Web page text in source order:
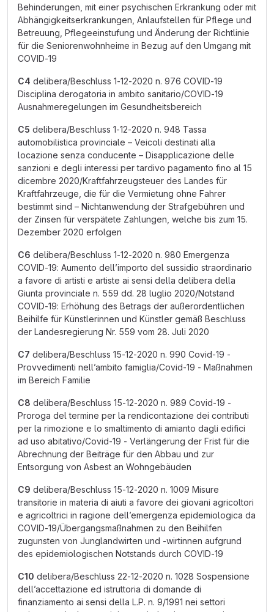
Behinderungen, mit einer psychischen Erkrankung oder mit
Abhängigkeitserkrankungen, Anlaufstellen für Pflege und
Betreuung, Pflegeeinstufung und Änderung der Richtlinie
für die Seniorenwohnheime in Bezug auf den Umgang mit
COVID-19
C4 delibera/Beschluss 1-12-2020 n. 976 COVID-19
Disciplina derogatoria in ambito sanitario/COVID-19
Ausnahmeregelungen im Gesundheitsbereich
C5 delibera/Beschluss 1-12-2020 n. 948 Tassa
automobilistica provinciale – Veicoli destinati alla
locazione senza conducente – Disapplicazione delle
sanzioni e degli interessi per tardivo pagamento fino al 15
dicembre 2020/Kraftfahrzeugsteuer des Landes für
Kraftfahrzeuge, die für die Vermietung ohne Fahrer
bestimmt sind – Nichtanwendung der Strafgebühren und
der Zinsen für verspätete Zahlungen, welche bis zum 15.
Dezember 2020 erfolgen
C6 delibera/Beschluss 1-12-2020 n. 980 Emergenza
COVID-19: Aumento dell’importo del sussidio straordinario
a favore di artisti e artiste ai sensi della delibera della
Giunta provinciale n. 559 dd. 28 luglio 2020/Notstand
COVID-19: Erhöhung des Betrags der außerordentlichen
Beihilfe für Künstlerinnen und Künstler gemäß Beschluss
der Landesregierung Nr. 559 vom 28. Juli 2020
C7 delibera/Beschluss 15-12-2020 n. 990 Covid-19 -
Provvedimenti nell’ambito famiglia/Covid-19 - Maßnahmen
im Bereich Familie
C8 delibera/Beschluss 15-12-2020 n. 989 Covid-19 -
Proroga del termine per la rendicontazione dei contributi
per la rimozione e lo smaltimento di amianto dagli edifici
ad uso abitativo/Covid-19 - Verlängerung der Frist für die
Abrechnung der Beiträge für den Abbau und zur
Entsorgung von Asbest an Wohngebäuden
C9 delibera/Beschluss 15-12-2020 n. 1009 Misure
transitorie in materia di aiuti a favore dei giovani agricoltori
e agricoltrici in ragione dell’emergenza epidemiologica da
COVID-19/Übergangsmaßnahmen zu den Beihilfen
zugunsten von Junglandwirten und -wirtinnen aufgrund
des epidemiologischen Notstands durch COVID-19
C10 delibera/Beschluss 22-12-2020 n. 1028 Sospensione
dell’accettazione ed istruttoria di domande di
finanziamento ai sensi della L.P. n. 9/1991 nei settori